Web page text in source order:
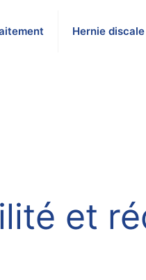
Hernie discale
et